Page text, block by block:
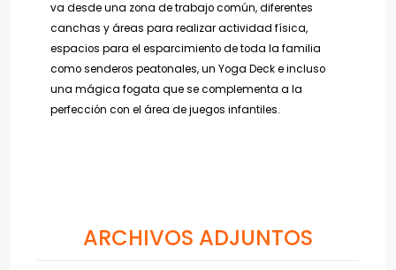
va desde una zona de trabajo común, diferentes
canchas y áreas para realizar actividad física,
espacios para el esparcimiento de toda la familia
como senderos peatonales, un Yoga Deck e incluso
una mágica fogata que se complementa a la
perfección con el área de juegos infantiles.
ARCHIVOS ADJUNTOS